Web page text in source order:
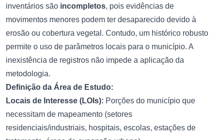
inventários são incompletos, pois evidências de
movimentos menores podem ter desaparecido devido à
erosão ou cobertura vegetal. Contudo, um histórico robusto
permite o uso de parâmetros locais para o município. A
inexistência de registros não impede a aplicação da
metodologia.
Definição da Área de Estudo:
Locais de Interesse (LOIs): Porções do município que
necessitam de mapeamento (setores
residenciais/industriais, hospitais, escolas, estações de